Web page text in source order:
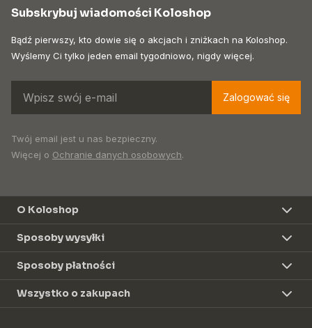
Subskrybuj wiadomości Koloshop
Bądź pierwszy, kto dowie się o akcjach i zniżkach na Koloshop.
Wyślemy Ci tylko jeden email tygodniowo, nigdy więcej.
Zalogować się
Twój email jest u nas bezpieczny.
Więcej o Ochranie danych osobowych.
O Koloshop
Sposoby wysyłki
Sposoby płatności
Wszystko o zakupach